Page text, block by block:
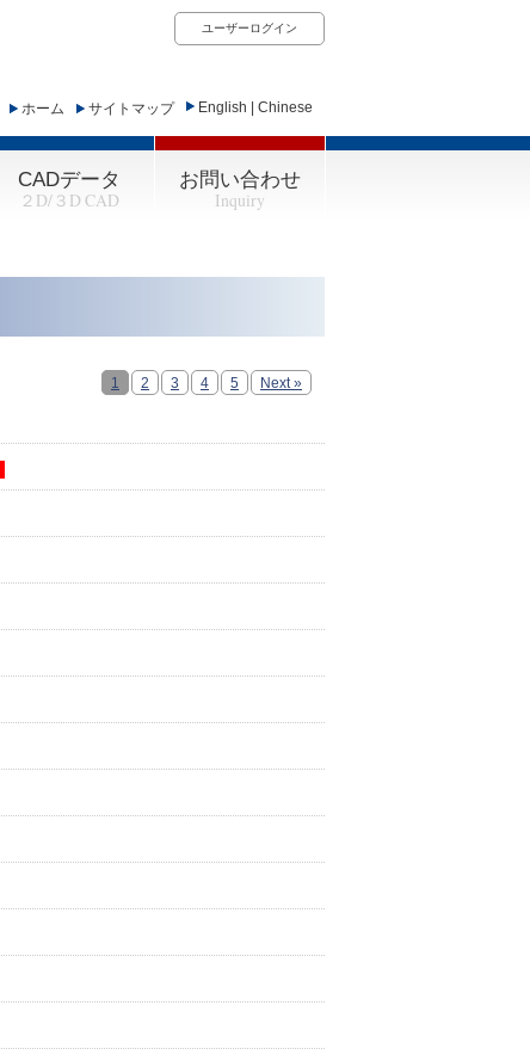
ユーザーログイン
ホーム サイトマップ English Chinese
CADデータ
２D/３D CAD
お問い合わせ
Inquiry
1 2 3 4 5 Next »